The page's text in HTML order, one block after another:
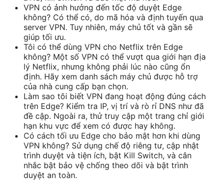
VPN có ảnh hưởng đến tốc độ duyệt Edge
không? Có thể có, do mã hóa và định tuyến qua
server VPN. Tuy nhiên, máy chủ tốt và gần sẽ
giúp tối ưu.
Tôi có thể dùng VPN cho Netflix trên Edge
không? Một số VPN có thể vượt qua giới hạn địa
lý Netflix, nhưng không phải lúc nào cũng ổn
định. Hãy xem danh sách máy chủ được hỗ trợ
của nhà cung cấp bạn chọn.
Làm sao tôi biết VPN đang hoạt động đúng cách
trên Edge? Kiểm tra IP, vị trí và rò rỉ DNS như đã
đề cập. Ngoài ra, thử truy cập một trang chỉ giới
hạn khu vực để xem có được hay không.
Có cách tối ưu Edge cho bảo mật hơn khi dùng
VPN không? Sử dụng chế độ riêng tư, cập nhật
trình duyệt và tiện ích, bật Kill Switch, và cân
nhắc bật bảo vệ chống theo dõi và bật trình
duyệt an toàn.